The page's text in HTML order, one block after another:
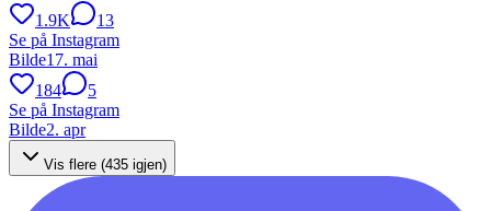
1.9K
13
Se på Instagram
Bilde17. mai
184
5
Se på Instagram
Bilde2. apr
Vis flere (435 igjen)